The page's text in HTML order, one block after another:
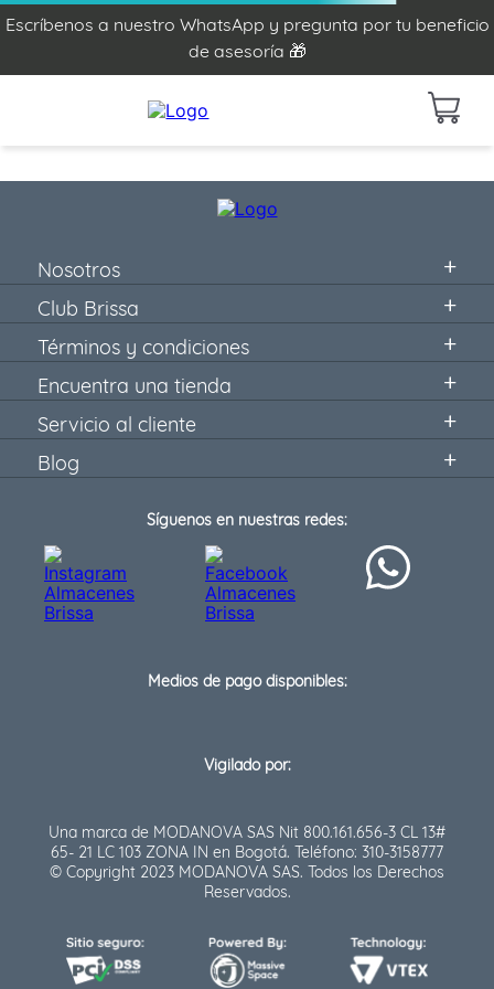
Escríbenos a nuestro WhatsApp y pregunta por tu beneficio
de asesoría 🎁
Nosotros
Club Brissa
Términos y condiciones
Encuentra una tienda
Servicio al cliente
Blog
Síguenos en nuestras redes:
Medios de pago disponibles:
Vigilado por:
Una marca de MODANOVA SAS Nit 800.161.656-3 CL 13#
65- 21 LC 103 ZONA IN en Bogotá. Teléfono: 310-3158777
© Copyright 2023 MODANOVA SAS. Todos los Derechos
Reservados.